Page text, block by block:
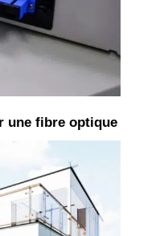
une fibre optique